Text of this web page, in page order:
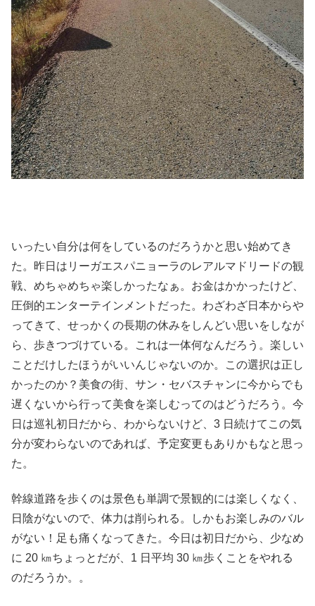
いったい自分は何をしているのだろうかと思い始めてき
た。昨日はリーガエスパニョーラのレアルマドリードの観
戦、めちゃめちゃ楽しかったなぁ。お金はかかったけど、
圧倒的エンターテインメントだった。わざわざ日本からや
ってきて、せっかくの長期の休みをしんどい思いをしなが
ら、歩きつづけている。これは一体何なんだろう。楽しい
ことだけしたほうがいいんじゃないのか。この選択は正し
かったのか？美食の街、サン・セバスチャンに今からでも
遅くないから行って美食を楽しむってのはどうだろう。今
日は巡礼初日だから、わからないけど、3 日続けてこの気
分が変わらないのであれば、予定変更もありかもなと思っ
た。
幹線道路を歩くのは景色も単調で景観的には楽しくなく、
日陰がないので、体力は削られる。しかもお楽しみのバル
がない！足も痛くなってきた。今日は初日だから、少なめ
に 20 ㎞ちょっとだが、1 日平均 30 ㎞歩くことをやれる
のだろうか。。